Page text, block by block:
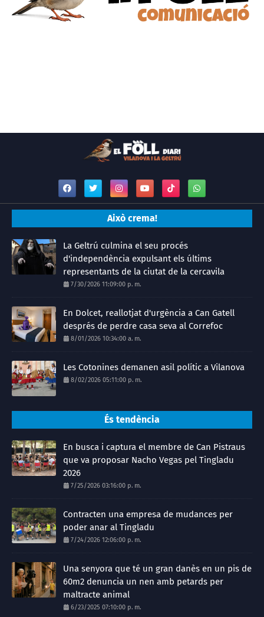
Això crema!
La Geltrú culmina el seu procés
d'independència expulsant els últims
representants de la ciutat de la cercavila
7/30/2026 11:09:00 p. m.
En Dolcet, reallotjat d'urgència a Can Gatell
després de perdre casa seva al Correfoc
8/01/2026 10:34:00 a. m.
Les Cotonines demanen asil polític a Vilanova
8/02/2026 05:11:00 p. m.
És tendència
En busca i captura el membre de Can Pistraus
que va proposar Nacho Vegas pel Tingladu
2026
7/25/2026 03:16:00 p. m.
Contracten una empresa de mudances per
poder anar al Tingladu
7/24/2026 12:06:00 p. m.
Una senyora que té un gran danès en un pis de
60m2 denuncia un nen amb petards per
maltracte animal
6/23/2025 07:10:00 p. m.